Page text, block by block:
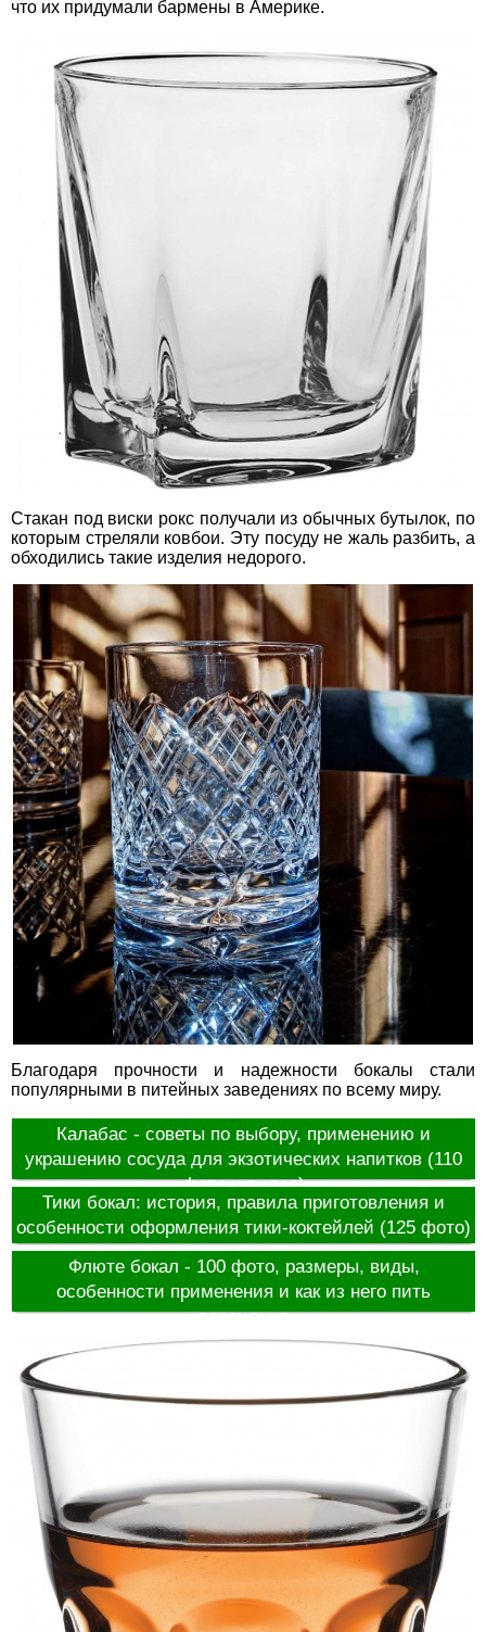
что их придумали бармены в Америке.
Стакан под виски рокс получали из обычных бутылок, по
которым стреляли ковбои. Эту посуду не жаль разбить, а
обходились такие изделия недорого.
Благодаря прочности и надежности бокалы стали
популярными в питейных заведениях по всему миру.
Калабас - советы по выбору, применению и
украшению сосуда для экзотических напитков (110
фото и видео)
Тики бокал: история, правила приготовления и
особенности оформления тики-коктейлей (125 фото)
Флюте бокал - 100 фото, размеры, виды,
особенности применения и как из него пить
правильно